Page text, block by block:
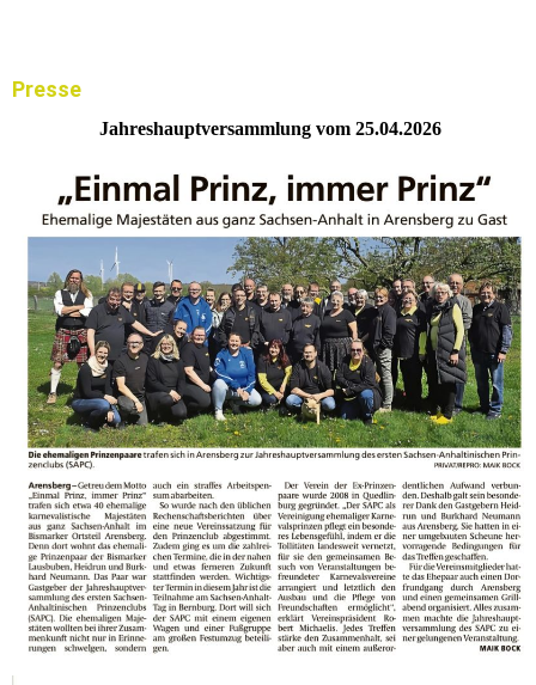
Presse
Jahreshauptversammlung vom 25.04.2026